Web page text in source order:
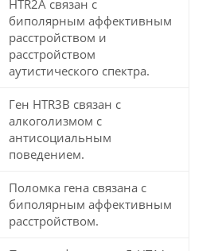
HTR2A связан с
биполярным аффективным
расстройством и
расстройством
аутистического спектра.
Ген HTR3B связан с
алкоголизмом с
антисоциальным
поведением.
Поломка гена связана с
биполярным аффективным
расстройством.